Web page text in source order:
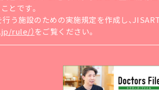
とです。
う施設のための実施規定を作成し、
rule/）をご覧ください。